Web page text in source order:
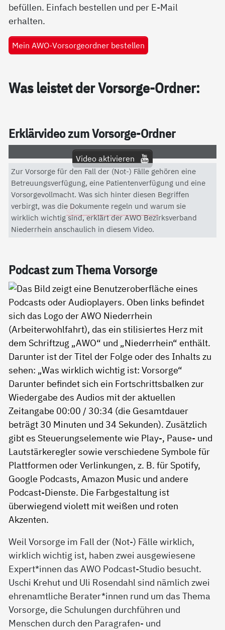
befüllen. Einfach bestellen und per E-Mail
erhalten.
Mein AWO-Vorsorgeordner bestellen
Was leis­tet der Vor­sor­ge-Ord­ner:
Er­klär­vi­deo zum Vor­sor­ge-Ord­ner
Video aktivieren
Mit dem Aktivieren des Videos akzeptieren Sie die
Datenschutzerklärung von YouTube.
Datenschutzerklärung
Zur Vorsorge für den Fall der (Not-) Fälle gehören eine
Betreuungsverfügung, eine Patientenverfügung und eine
Vorsorgevollmacht. Was sich hinter diesen Begriffen
verbirgt, was die Dokumente regeln und warum sie
wirklich wichtig sind, erklärt der AWO Bezirksverband
Niederrhein anschaulich in diesem Video.
Pod­cast zum The­ma Vor­sor­ge
Weil Vorsorge im Fall der (Not-) Fälle wirklich,
wirklich wichtig ist, haben zwei ausgewiesene
Expert*innen das AWO Podcast-Studio besucht.
Uschi Krehut und Uli Rosendahl sind nämlich zwei
ehrenamtliche Berater*innen rund um das Thema
Vorsorge, die Schulungen durchführen und
Menschen durch den Paragrafen- und